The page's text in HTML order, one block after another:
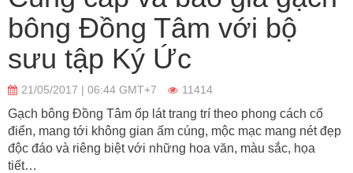
bông Đồng Tâm với bộ
sưu tập Ký Ức
21/05/2017 | 06:44 GMT+7 11414
Gạch bông Đồng Tâm ốp lát trang trí theo phong cách cổ
điển, mang tới không gian ấm cúng, mộc mạc mang nét đẹp
độc đáo và riêng biệt với những hoa văn, màu sắc, họa
tiết…